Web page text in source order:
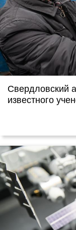
Свердловский
известного